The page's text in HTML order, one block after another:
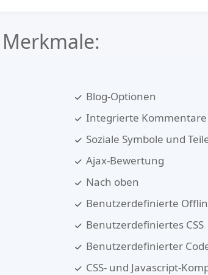
Merkmale:
Blog-Optionen
Integrierte Kommentare
Soziale Symbole und
Ajax-Bewertung
Nach oben
Benutzerdefinierte
Benutzerdefiniertes CSS
Benutzerdefinierter
CSS- und Javascript-